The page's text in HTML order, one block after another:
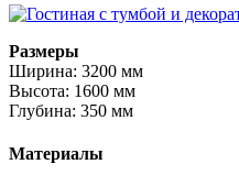
Размеры
Ширина: 3200 мм
Высота: 1600 мм
Глубина: 350 мм
Материалы